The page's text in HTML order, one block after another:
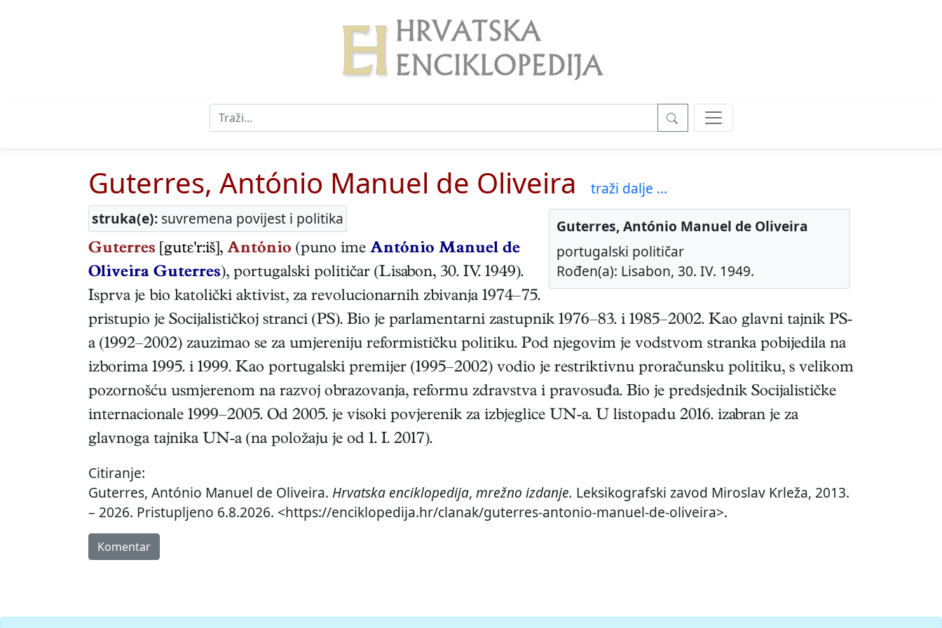
Guterres, António Manuel de Oliveira
traži dalje ...
struka(e): suvremena povijest i politika
Guterres, António Manuel de Oliveira
portugalski političar
Rođen(a): Lisabon, 30. IV. 1949.
Guterres [gutε'r:iš], António (puno ime António Manuel de
Oliveira Guterres), portugalski političar (Lisabon, 30. IV. 1949).
Isprva je bio katolički aktivist, za revolucionarnih zbivanja 1974–75.
pristupio je Socijalističkoj stranci (PS). Bio je parlamentarni zastupnik 1976–83. i 1985–2002. Kao glavni tajnik PS-
a (1992–2002) zauzimao se za umjereniju reformističku politiku. Pod njegovim je vodstvom stranka pobijedila na
izborima 1995. i 1999. Kao portugalski premijer (1995–2002) vodio je restriktivnu proračunsku politiku, s velikom
pozornošću usmjerenom na razvoj obrazovanja, reformu zdravstva i pravosuđa. Bio je predsjednik Socijalističke
internacionale 1999–2005. Od 2005. je visoki povjerenik za izbjeglice UN-a. U listopadu 2016. izabran je za
glavnoga tajnika UN-a (na položaju je od 1. I. 2017).
Citiranje:
Guterres, António Manuel de Oliveira. Hrvatska enciklopedija, mrežno izdanje. Leksikografski zavod Miroslav Krleža, 2013.
– 2026. Pristupljeno 6.8.2026. <https://enciklopedija.hr/clanak/guterres-antonio-manuel-de-oliveira>.
Komentar